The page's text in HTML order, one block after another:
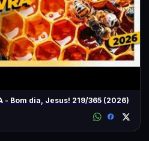
- Bom dia, Jesus! 219/365 (2026)